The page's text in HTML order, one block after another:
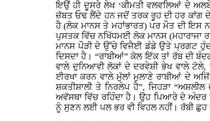
ਇਉਂ ਹੀ ਦੂਸਰੇ ਲੇਖ ‘ਕੀਮਤੀ ਵਲਵਲਿਆਂ ਦੇ
ਜ਼ੱਬਤ ਓਢ ਲੈਂਦੇ ਹਨ ਜਦੋਂ ਤਰਕ ਰੂਹ ਦੀ ਹਰ ਕਾਂਗ
ਹੈ (ਲੋਕ ਮਾਨਸ ਤੇ ਮਹਾਂਭਾਰਤ) ਪਰ ਮੌਤ ਦੀ ਇਸ
ਪੁਸਤਕ ਵਿੱਚ ਨਖਿੱਧਮਈ ਲੋਕ ਮਾਨਸ (ਮਹਾਰਾਜਾ
ਮਾਨਸ ਪੌੜੀ ਦੇ ਉੱਚੇ ਵਿਜੈਈ ਡੰਡੇ ਉਤੇ ਪ੍ਰਗਟ
ਦਿਸਦਾ ਹੈ। “ਰਾਬੀਆਂ” ਕੋਲ ਇੱਕ ਤਾਂ ਰੱਬ ਦੀ
ਵਾਲੇ ਦੁਨਿਆਵੀ ਲੋਕਾਂ ਦੇ ਦਰਵੇਸ਼ੀ ਭੇਖ ਵਾਲੇ
ਈਰਖਾ ਕਰਨ ਵਾਲੇ ਮੁੱਲਾਂ ਮੁਲਾਣੇ ਰਾਬੀਆਂ ਦੇ
ਸ਼ਕਤੀਸ਼ਾਲੀ ਤੇ ਨਿਰਲੇਪ ਹੈ”, ਜਿਹੜਾ
ਅਵੱਸਥਾ ਵਿੱਚ ਰਹਿੰਦਾ ਹੈ। ਉਹ ਪਿਆਰੇ ਦੇ
ਨੂੰ ਸੁਣਨ ਲਈ ਪਲ ਭਰ ਵੀ ਵਿਹਲ ਨਹੀਂ। ਰੱਬੀ